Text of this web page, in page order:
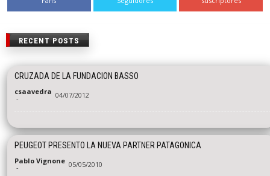
RECENT POSTS
CRUZADA DE LA FUNDACION BASSO
csaavedra
- 04/07/2012
PEUGEOT PRESENTO LA NUEVA PARTNER PATAGONICA
Pablo Vignone
- 05/05/2010